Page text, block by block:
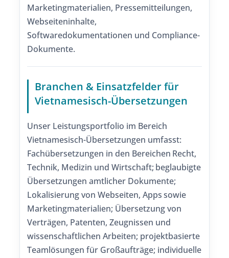
Marketingmaterialien, Pressemitteilungen,
Webseiteninhalte,
Softwaredokumentationen und Compliance-
Dokumente.
Branchen & Einsatzfelder für
Vietnamesisch-Übersetzungen
Unser Leistungsportfolio im Bereich
Vietnamesisch-Übersetzungen umfasst:
Fachübersetzungen in den Bereichen Recht,
Technik, Medizin und Wirtschaft; beglaubigte
Übersetzungen amtlicher Dokumente;
Lokalisierung von Webseiten, Apps sowie
Marketingmaterialien; Übersetzung von
Verträgen, Patenten, Zeugnissen und
wissenschaftlichen Arbeiten; projektbasierte
Teamlösungen für Großaufträge; individuelle